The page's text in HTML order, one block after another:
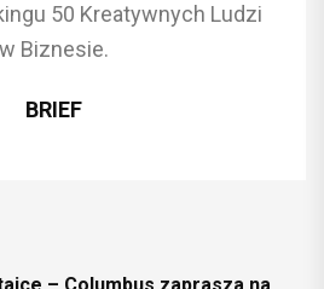
50 Kreatywnych Ludzi
w Biznesie.
BRIEF